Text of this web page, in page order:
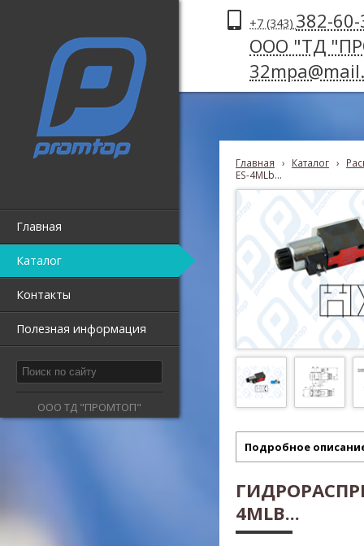
Главная
Каталог
Контакты
Полезная информация
ООО ТД "ПРОМТОП"
+7 (343) 382-
ООО "ТД
Главная › Каталог ›
ES-4MLb...
Подробное
4MLB...